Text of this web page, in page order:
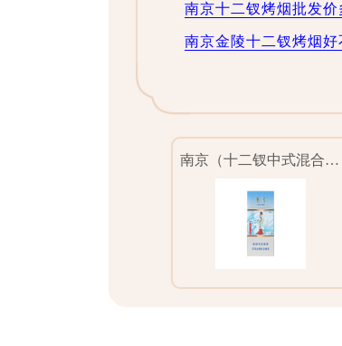
南京十二钗烤烟批发
南京金陵十二钗烤烟
南京（十二钗中式混合型）